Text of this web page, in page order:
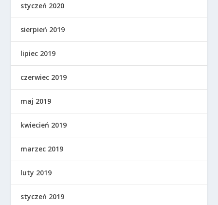
styczeń 2020
sierpień 2019
lipiec 2019
czerwiec 2019
maj 2019
kwiecień 2019
marzec 2019
luty 2019
styczeń 2019